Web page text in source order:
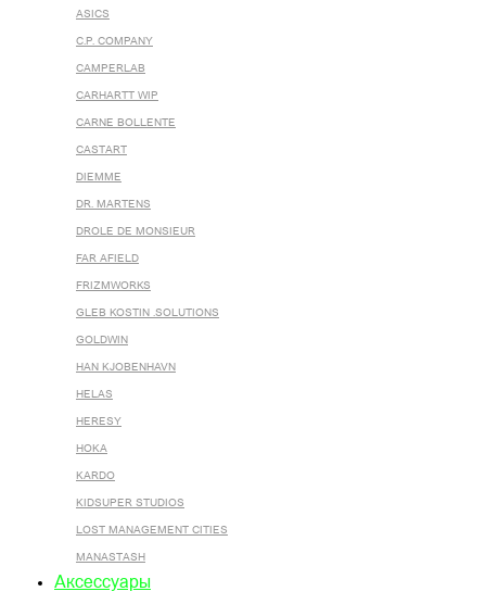
ASICS
C.P. COMPANY
CAMPERLAB
CARHARTT WIP
CARNE BOLLENTE
CASTART
DIEMME
DR. MARTENS
DROLE DE MONSIEUR
FAR AFIELD
FRIZMWORKS
GLEB KOSTIN .SOLUTIONS
GOLDWIN
HAN KJOBENHAVN
HELAS
HERESY
HOKA
KARDO
KIDSUPER STUDIOS
LOST MANAGEMENT CITIES
MANASTASH
Аксессуары